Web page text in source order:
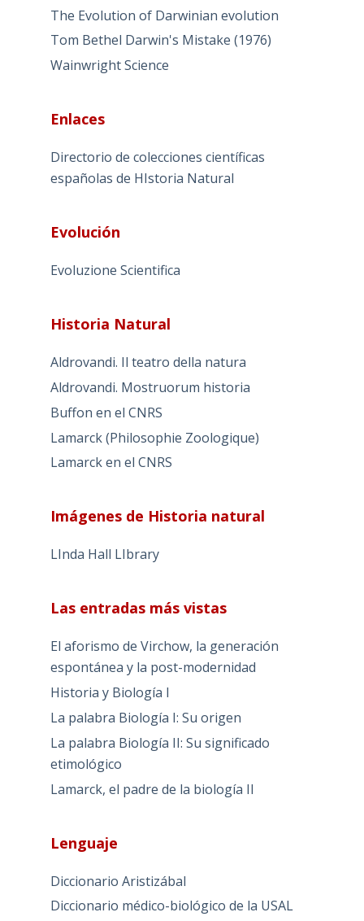
The Evolution of Darwinian evolution
Tom Bethel Darwin's Mistake (1976)
Wainwright Science
Enlaces
Directorio de colecciones científicas
españolas de HIstoria Natural
Evolución
Evoluzione Scientifica
Historia Natural
Aldrovandi. Il teatro della natura
Aldrovandi. Mostruorum historia
Buffon en el CNRS
Lamarck (Philosophie Zoologique)
Lamarck en el CNRS
Imágenes de Historia natural
LInda Hall LIbrary
Las entradas más vistas
El aforismo de Virchow, la generación
espontánea y la post-modernidad
Historia y Biología I
La palabra Biología I: Su origen
La palabra Biología II: Su significado
etimológico
Lamarck, el padre de la biología II
Lenguaje
Diccionario Aristizábal
Diccionario médico-biológico de la USAL